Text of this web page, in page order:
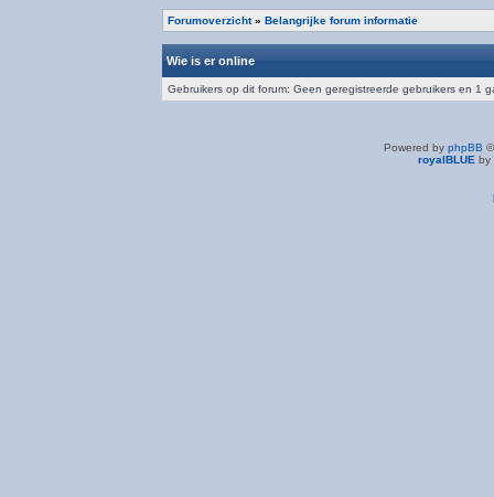
Forumoverzicht» Belangrijke forum informatie
Wie is er online
Gebruikers op dit forum: Geen geregistreerde gebruikers en 1
Powered by phpBB
royalBLUE by